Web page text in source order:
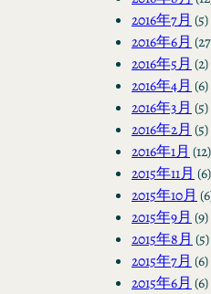
2016年7月 (5)
2016年6月
2016年5月 (2)
2016年4月 (6)
2016年3月 (5)
2016年2月 (5)
2016年1月 (12)
2015年11月 (6)
2015年10月
2015年9月 (9)
2015年8月 (5)
2015年7月 (6)
2015年6月 (6)